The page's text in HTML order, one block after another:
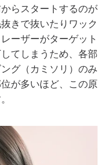
らスタートするのが
きで抜いたりワック
ーザーがターゲット
てしまうため、各部
グ（カミソリ）のみ
が多いほど、この原